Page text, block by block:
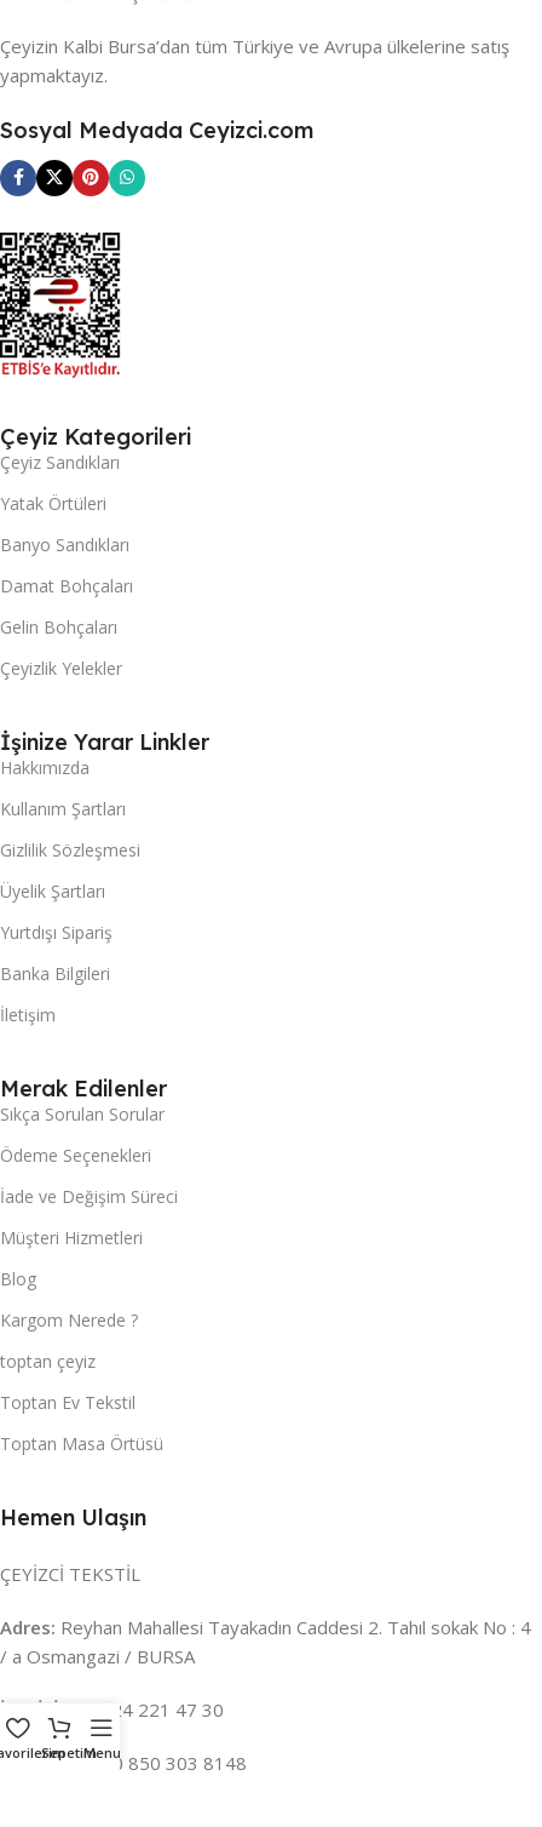
Çeyizin Kalbi Bursa’dan tüm Türkiye ve Avrupa ülkelerine satış
yapmaktayız.
Sosyal Medyada Ceyizci.com
Çeyiz Kategorileri
Çeyiz Sandıkları
Yatak Örtüleri
Banyo Sandıkları
Damat Bohçaları
Gelin Bohçaları
Çeyizlik Yelekler
İşinize Yarar Linkler
Hakkımızda
Kullanım Şartları
Gizlilik Sözleşmesi
Üyelik Şartları
Yurtdışı Sipariş
Banka Bilgileri
İletişim
Merak Edilenler
Sıkça Sorulan Sorular
Ödeme Seçenekleri
İade ve Değişim Süreci
Müşteri Hizmetleri
Blog
Kargom Nerede ?
toptan çeyiz
Toptan Ev Tekstil
Toptan Masa Örtüsü
Hemen Ulaşın
ÇEYİZCİ TEKSTİL
Adres: Reyhan Mahallesi Tayakadın Caddesi 2. Tahıl sokak No : 4
/ a Osmangazi / BURSA
İLETİŞİM : 0224 221 47 30
WHATSAPP :0 850 303 8148
SepetimMenu